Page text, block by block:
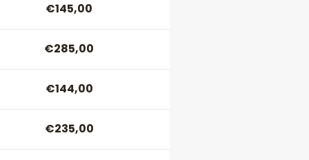
€145,00
€285,00
€144,00
€235,00